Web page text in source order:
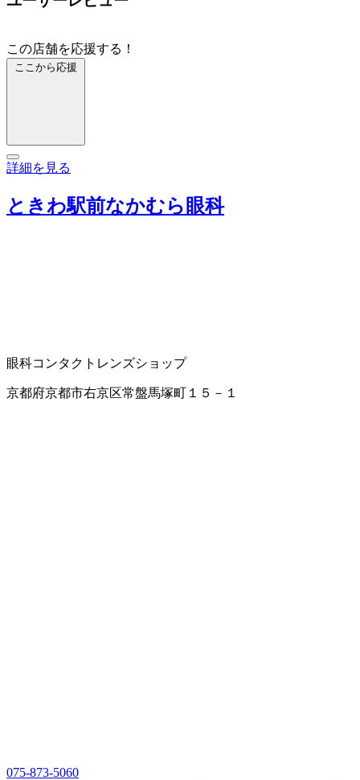
この店舗を応援する！
ここから応援
詳細を見る
ときわ駅前なかむら眼科
眼科コンタクトレンズショップ
京都府京都市右京区常盤馬塚町１５－１
075-873-5060